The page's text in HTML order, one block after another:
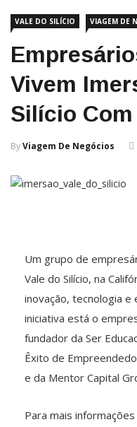
VALE DO SILÍCIO VIAGEM DE
Vivem
Silício
ByViagem De Negócios
Um grupo de
Vale do Silício, na
inovação, tecnologia
iniciativa está o
fundador da Ser
Êxito de
e da Mentor Capital
Para mais